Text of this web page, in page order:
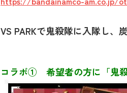
VS PARKで鬼殺隊に入隊し、
コラボ① 希望者の方に「鬼殺